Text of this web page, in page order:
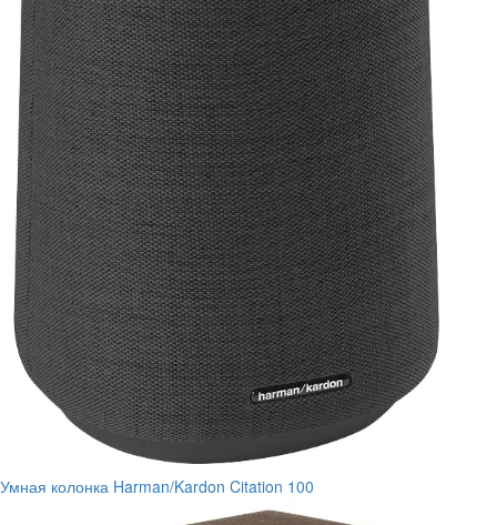
Умная колонка Harman/Kardon Citation 100